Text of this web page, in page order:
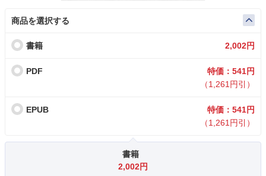
商品を選択する
書籍 2,002円
PDF
特価：541円
（1,261円引）
EPUB
特価：541円
（1,261円引）
書籍
2,002円